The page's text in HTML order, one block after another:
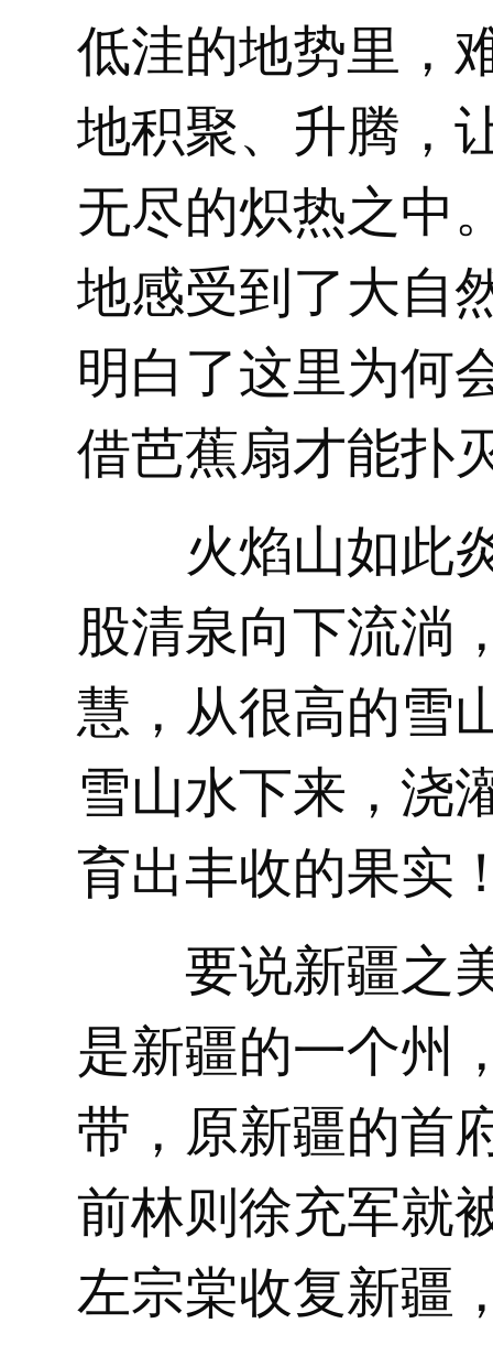
低洼的地势里，
地积聚、升腾，
无尽的炽热之中
地感受到了大自
明白了这里为何
借芭蕉扇才能扑
火焰山如此
股清泉向下流淌
慧，从很高的雪
雪山水下来，浇
育出丰收的果实
要说新疆之
是新疆的一个州
带，原新疆的首
前林则徐充军就
左宗棠收复新疆